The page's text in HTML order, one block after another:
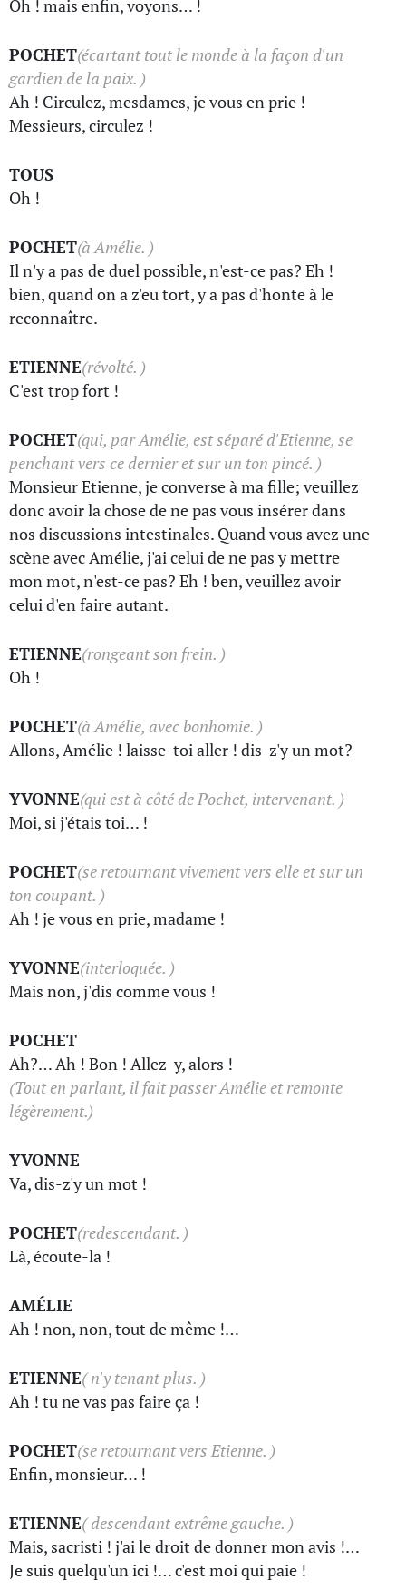
Oh ! mais enfin, voyons… !
POCHET(écartant tout le monde à la façon d'un
gardien de la paix. )
Ah ! Circulez, mesdames, je vous en prie !
Messieurs, circulez !
TOUS
Oh !
POCHET(à Amélie. )
Il n'y a pas de duel possible, n'est-ce pas? Eh !
bien, quand on a z'eu tort, y a pas d'honte à le
reconnaître.
ETIENNE(révolté. )
C'est trop fort !
POCHET(qui, par Amélie, est séparé d'Etienne, se
penchant vers ce dernier et sur un ton pincé. )
Monsieur Etienne, je converse à ma fille; veuillez
donc avoir la chose de ne pas vous insérer dans
nos discussions intestinales. Quand vous avez une
scène avec Amélie, j'ai celui de ne pas y mettre
mon mot, n'est-ce pas? Eh ! ben, veuillez avoir
celui d'en faire autant.
ETIENNE(rongeant son frein. )
Oh !
POCHET(à Amélie, avec bonhomie. )
Allons, Amélie ! laisse-toi aller ! dis-z'y un mot?
YVONNE(qui est à côté de Pochet, intervenant. )
Moi, si j'étais toi… !
POCHET(se retournant vivement vers elle et sur un
ton coupant. )
Ah ! je vous en prie, madame !
YVONNE(interloquée. )
Mais non, j'dis comme vous !
POCHET
Ah?… Ah ! Bon ! Allez-y, alors !
(Tout en parlant, il fait passer Amélie et remonte
légèrement.)
YVONNE
Va, dis-z'y un mot !
POCHET(redescendant. )
Là, écoute-la !
AMÉLIE
Ah ! non, non, tout de même !…
ETIENNE( n'y tenant plus. )
Ah ! tu ne vas pas faire ça !
POCHET(se retournant vers Etienne. )
Enfin, monsieur… !
ETIENNE( descendant extrême gauche. )
Mais, sacristi ! j'ai le droit de donner mon avis !…
Je suis quelqu'un ici !… c'est moi qui paie !